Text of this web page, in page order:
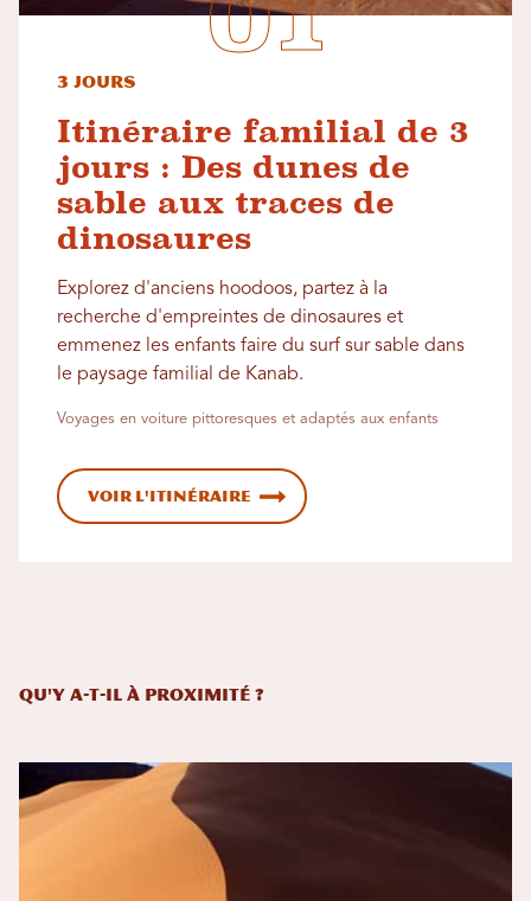
3 jours
Itinéraire familial de 3
jours : Des dunes de
sable aux traces de
dinosaures
Explorez d'anciens hoodoos, partez à la
recherche d'empreintes de dinosaures et
emmenez les enfants faire du surf sur sable dans
le paysage familial de Kanab.
Voyages en voiture pittoresques et adaptés aux enfants
Voir l'itinéraire
Qu'y a-t-il à proximité ?